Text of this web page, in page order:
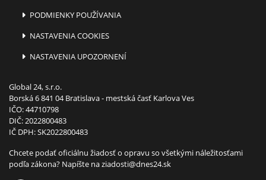
PODMIENKY POUŽÍVANIA
NASTAVENIA COOKIES
NASTAVENIA UPOZORNENÍ
Global 24, s.r.o.
Borská 6 841 04 Bratislava - mestská časť Karlova Ves
IČO: 44710798
DIČ: 2022800483
IČ DPH: SK2022800483
Chcete podať oficiálnu žiadosť o opravu so všetkými náležitosťami
podľa zákona? Napíšte naziadosti@dnes24.sk